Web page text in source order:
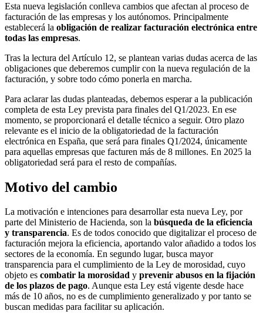
Esta nueva legislación conlleva cambios que afectan al proceso de
facturación de las empresas y los autónomos. Principalmente
establecerá la obligación de realizar facturación electrónica entre
todas las empresas.
Tras la lectura del Artículo 12, se plantean varias dudas acerca de las
obligaciones que deberemos cumplir con la nueva regulación de la
facturación, y sobre todo cómo ponerla en marcha.
Para aclarar las dudas planteadas, debemos esperar a la publicación
completa de esta Ley prevista para finales del Q1/2023. En ese
momento, se proporcionará el detalle técnico a seguir. Otro plazo
relevante es el inicio de la obligatoriedad de la facturación
electrónica en España, que será para finales Q1/2024, únicamente
para aquellas empresas que facturen más de 8 millones. En 2025 la
obligatoriedad será para el resto de compañías.
Motivo del cambio
La motivación e intenciones para desarrollar esta nueva Ley, por
parte del Ministerio de Hacienda, son la búsqueda de la eficiencia
y transparencia. Es de todos conocido que digitalizar el proceso de
facturación mejora la eficiencia, aportando valor añadido a todos los
sectores de la economía. En segundo lugar, busca mayor
transparencia para el cumplimiento de la Ley de morosidad, cuyo
objeto es combatir la morosidad y prevenir abusos en la fijación
de los plazos de pago. Aunque esta Ley está vigente desde hace
más de 10 años, no es de cumplimiento generalizado y por tanto se
buscan medidas para facilitar su aplicación.